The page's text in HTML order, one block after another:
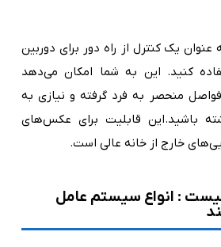
یک کنترل از راه دور برای دوربین
کنید. این به شما امکان می‌دهد
فواصل منحصر به فرد گرفته و نیازی به
باشید.این قابلیت برای عکس‌های
خارج از خانه عالی است.
: انواع سیستم‌ عامل‌